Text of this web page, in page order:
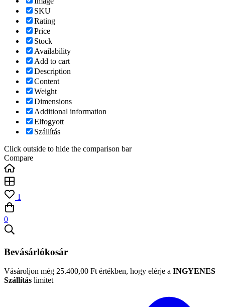
SKU
Rating
Price
Stock
Availability
Add to cart
Description
Content
Weight
Dimensions
Additional information
Elfogyott
Szállítás
Click outside to hide the comparison bar
Compare
1
0
Bevásárlókosár
Vásároljon még 25.400,00 Ft értékben, hogy elérje a INGYENES
Szállítás limitet